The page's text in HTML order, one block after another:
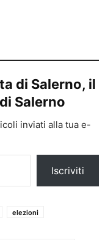
di Salerno, il
Salerno
inviati alla tua e-
Iscriviti
elezioni